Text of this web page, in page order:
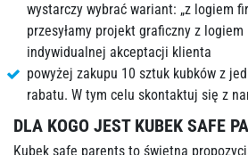
wystarczy wybrać wariant: „z logiem
przesyłamy projekt graficzny z
indywidualnej akceptacji klienta
powyżej zakupu 10 sztuk kubków z
rabatu. W tym celu skontaktuj się z
DLA KOGO JEST KUBEK SAFE
Kubek safe parents to świetna